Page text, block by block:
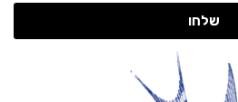
ועכשיו, במקום להתבייש, אני
את הדוגמא האהובה עליו. פעמים
אני מחלקת בשמחה כמה כרטיסים
שהוא פשוט יצא מושלם. אם אתם
שלחו